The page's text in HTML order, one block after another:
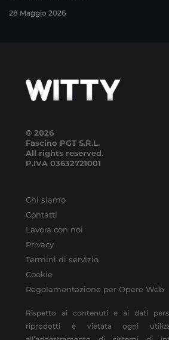
28 Maggio 2026
© 2026
Fascino PGT S.R.L.
All rights reserved.
P.IVA 03632721001
Chi siamo
Contatti
Lavora con noi
Privacy
Termini di servizio
Cookie
Regolamentazione per Opere Web
Rispetto ai contenuti e ai dati
riprodotti è vietata ogni